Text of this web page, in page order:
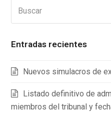
Entradas recientes
Nuevos simulacros de
Listado definitivo de
miembros del tribunal y